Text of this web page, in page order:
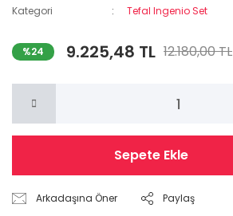
Kategori Tefal Ingenio Set
%24 9.225,48 TL 12.180,00 TL
Sepete Ekle
Arkadaşına Öner Paylaş